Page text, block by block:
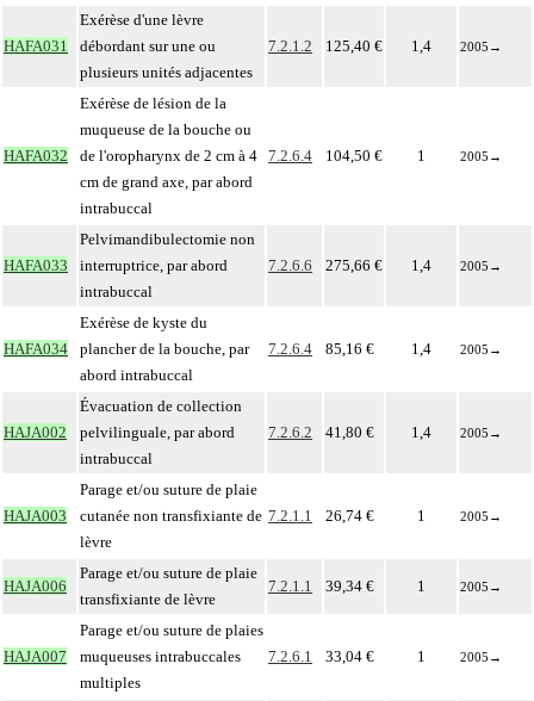
HAFA031
Exérèse d'une lèvre
débordant sur une ou
plusieurs unités adjacentes
7.2.1.2 125,40 € 1,4 2005 →
HAFA032
Exérèse de lésion de la
muqueuse de la bouche ou
de l'oropharynx de 2 cm à 4
cm de grand axe, par abord
intrabuccal
7.2.6.4 104,50 € 1 2005 →
HAFA033
Pelvimandibulectomie non
interruptrice, par abord
intrabuccal
7.2.6.6 275,66 € 1,4 2005 →
HAFA034
Exérèse de kyste du
plancher de la bouche, par
abord intrabuccal
7.2.6.4 85,16 € 1,4 2005 →
HAJA002
Évacuation de collection
pelvilinguale, par abord
intrabuccal
7.2.6.2 41,80 € 1,4 2005 →
HAJA003
Parage et/ou suture de plaie
cutanée non transfixiante de
lèvre
7.2.1.1 26,74 € 1 2005 →
HAJA006
Parage et/ou suture de plaie
transfixiante de lèvre
7.2.1.1 39,34 € 1 2005 →
HAJA007
Parage et/ou suture de plaies
muqueuses intrabuccales
multiples
7.2.6.1 33,04 € 1 2005 →